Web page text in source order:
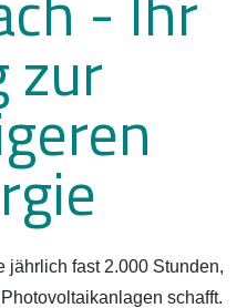
zur
jährlich fast 2.000 Stunden,
schafft.